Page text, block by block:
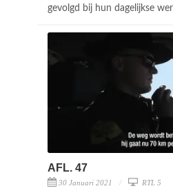
gevolgd bij hun dagelijkse
AFL. 47
30 Januari 2021 RTL 5